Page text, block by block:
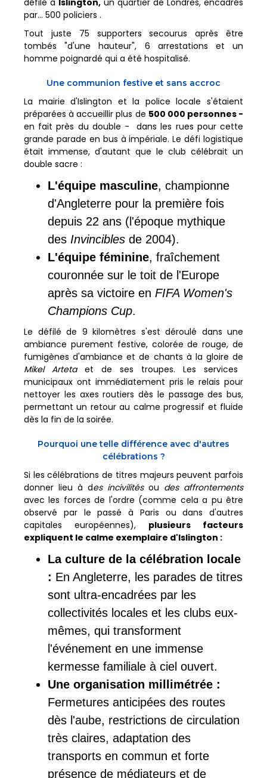
défilé à Islington, un quartier de Londres, encadrés
par... 500 policiers .
Tout juste 75 supporters secourus après être
tombés "d'une hauteur", 6 arrestations et un
homme poignardé qui a été hospitalisé.
Une communion festive et sans accroc
La mairie d'Islington et la police locale s'étaient
préparées à accueillir plus de 500 000 personnes -
en fait près du double - dans les rues pour cette
grande parade en bus à impériale. Le défi logistique
était immense, d'autant que le club célébrait un
double sacre :
L'équipe masculine, championne
d'Angleterre pour la première fois
depuis 22 ans (l'époque mythique
des Invincibles de 2004).
L'équipe féminine, fraîchement
couronnée sur le toit de l'Europe
après sa victoire en FIFA Women's
Champions Cup.
Le défilé de 9 kilomètres s'est déroulé dans une
ambiance purement festive, colorée de rouge, de
fumigènes d'ambiance et de chants à la gloire de
Mikel Arteta et de ses troupes. Les services
municipaux ont immédiatement pris le relais pour
nettoyer les axes routiers dès le passage des bus,
permettant un retour au calme progressif et fluide
dès la fin de la soirée.
Pourquoi une telle différence avec d'autres
célébrations ?
Si les célébrations de titres majeurs peuvent parfois
donner lieu à des incivilitésou des affrontements
avec les forces de l'ordre (comme cela a pu être
observé par le passé à Paris ou dans d'autres
capitales européennes), plusieurs facteurs
expliquent le calme exemplaire d'Islington :
La culture de la célébration locale
: En Angleterre, les parades de titres
sont ultra-encadrées par les
collectivités locales et les clubs eux-
mêmes, qui transforment
l'événement en une immense
kermesse familiale à ciel ouvert.
Une organisation millimétrée :
Fermetures anticipées des routes
dès l'aube, restrictions de circulation
très claires, adaptation des
transports en commun et forte
présence de médiateurs et de